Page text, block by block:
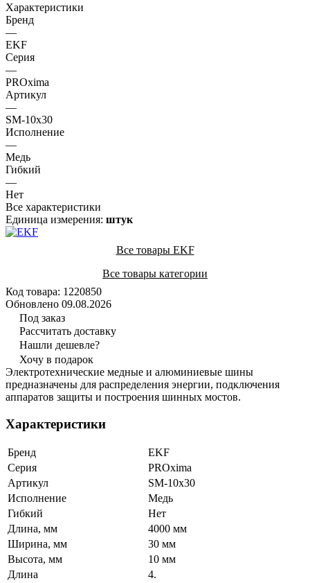
Характеристики
Бренд
—
EKF
Серия
—
PROxima
Артикул
—
SM-10x30
Исполнение
—
Медь
Гибкий
—
Нет
Все характеристики
Единица измерения: штук
Все товары EKF
Все товары категории
Код товара: 1220850
Обновлено 09.08.2026
Под заказ
Рассчитать доставку
Нашли дешевле?
Хочу в подарок
Электротехнические медные и алюминиевые шины
предназначены для распределения энергии, подключения
аппаратов защиты и построения шинных мостов.
Характеристики
Бренд
EKF
Серия
PROxima
Артикул
SM-10x30
Исполнение
Медь
Гибкий
Нет
Длина, мм
4000 мм
Ширина, мм
30 мм
Высота, мм
10 мм
Длина
4.